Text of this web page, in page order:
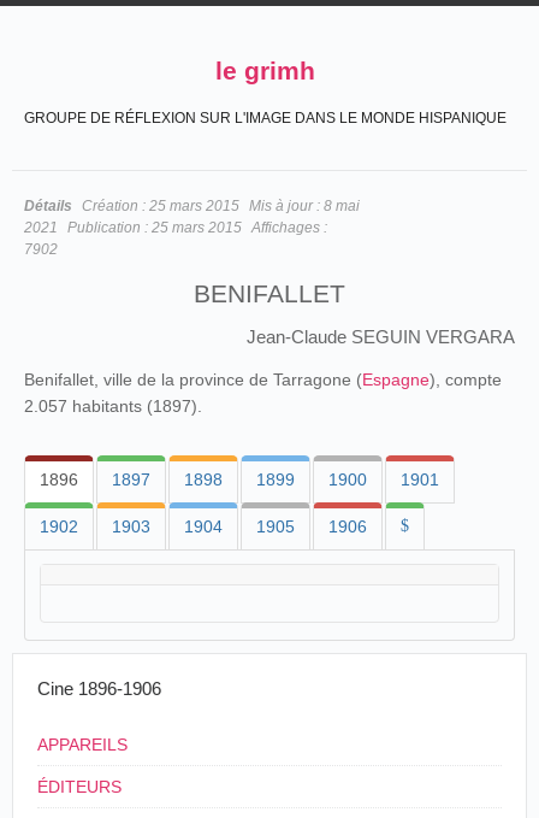
le grimh
GROUPE DE RÉFLEXION SUR L'IMAGE DANS LE MONDE HISPANIQUE
Détails Création : 25 mars 2015 Mis à jour : 8 mai
2021
Publication : 25 mars 2015 Affichages :
7902
BENIFALLET
Jean-Claude SEGUIN VERGARA
Benifallet, ville de la province de Tarragone (Espagne), compte
2.057 habitants (1897).
1896 1897 1898 1899 1900 1901
1902 1903 1904 1905 1906 $
Cine 1896-1906
APPAREILS
ÉDITEURS